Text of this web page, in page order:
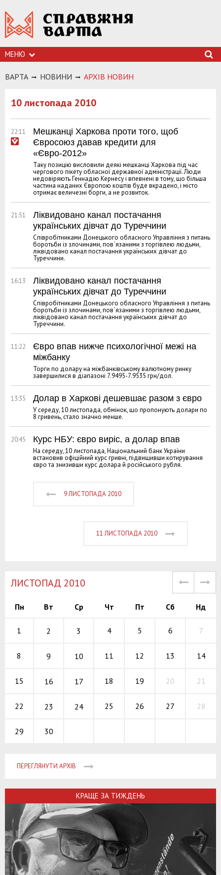
МЕНЮ
ВАРТА НОВИНИ АРХIВ НОВИН
10 листопада 2010
22:11
Мешканці Харкова проти того, щоб
Євросоюз давав кредити для
«Євро-2012»
Таку позицію висловили деякі мешканці Харкова під час
чергового пікету обласної державної адміністрації. Люди
недовіряють Геннадію Кернесу і впевнені в тому, що більша
частина наданих Європою коштів буде вкрадено, і місто
отримає величезні борги, а не розвиток.
21:51
Ліквидовано канал постачання
українських дівчат до Туреччини
Співробітниками Донецького обласного Управління з питань
боротьби із злочинами, пов`язаними з торгівлею людьми,
ліквідовано канал постачання українських дівчат до
Туреччини.
16:13
Ліквидовано канал постачання
українських дівчат до Туреччини
Співробітниками Донецького обласного Управління з питань
боротьби із злочинами, пов`язаними з торгівлею людьми,
ліквідовано канал постачання українських дівчат до
Туреччини.
11:22
Євро впав нижче психологічної межі на
міжбанку
Торги по долару на міжбанківському валютному ринку
завершилися в діапазоні 7.9495-7.9535 грн/дол.
13:35 Долар в Харкові дешевшає разом з євро
У середу, 10 листопада, обмінок, що пропонують долари по
8 гривень, стало значно менше.
20:45 Курс НБУ: євро виріс, а долар впав
На середу, 10 листопада, Національний банк України
встановив офіційний курс гривні, підвищивши котирування
євро та знизивши курс долара й російського рубля.
9 ЛИСТОПАДА 2010
11 ЛИСТОПАДА 2010
ЛИСТОПАД 2010
Пн Вт Ср Чт Пт Сб Нд
1 2 3 4 5 6 7
8 9 10 11 12 13 14
15 16 17 18 19 20 21
22 23 24 25 26 27 28
29 30
ПЕРЕГЛЯНУТИ АРХІВ
КРАЩЕ ЗА ТИЖДЕНЬ